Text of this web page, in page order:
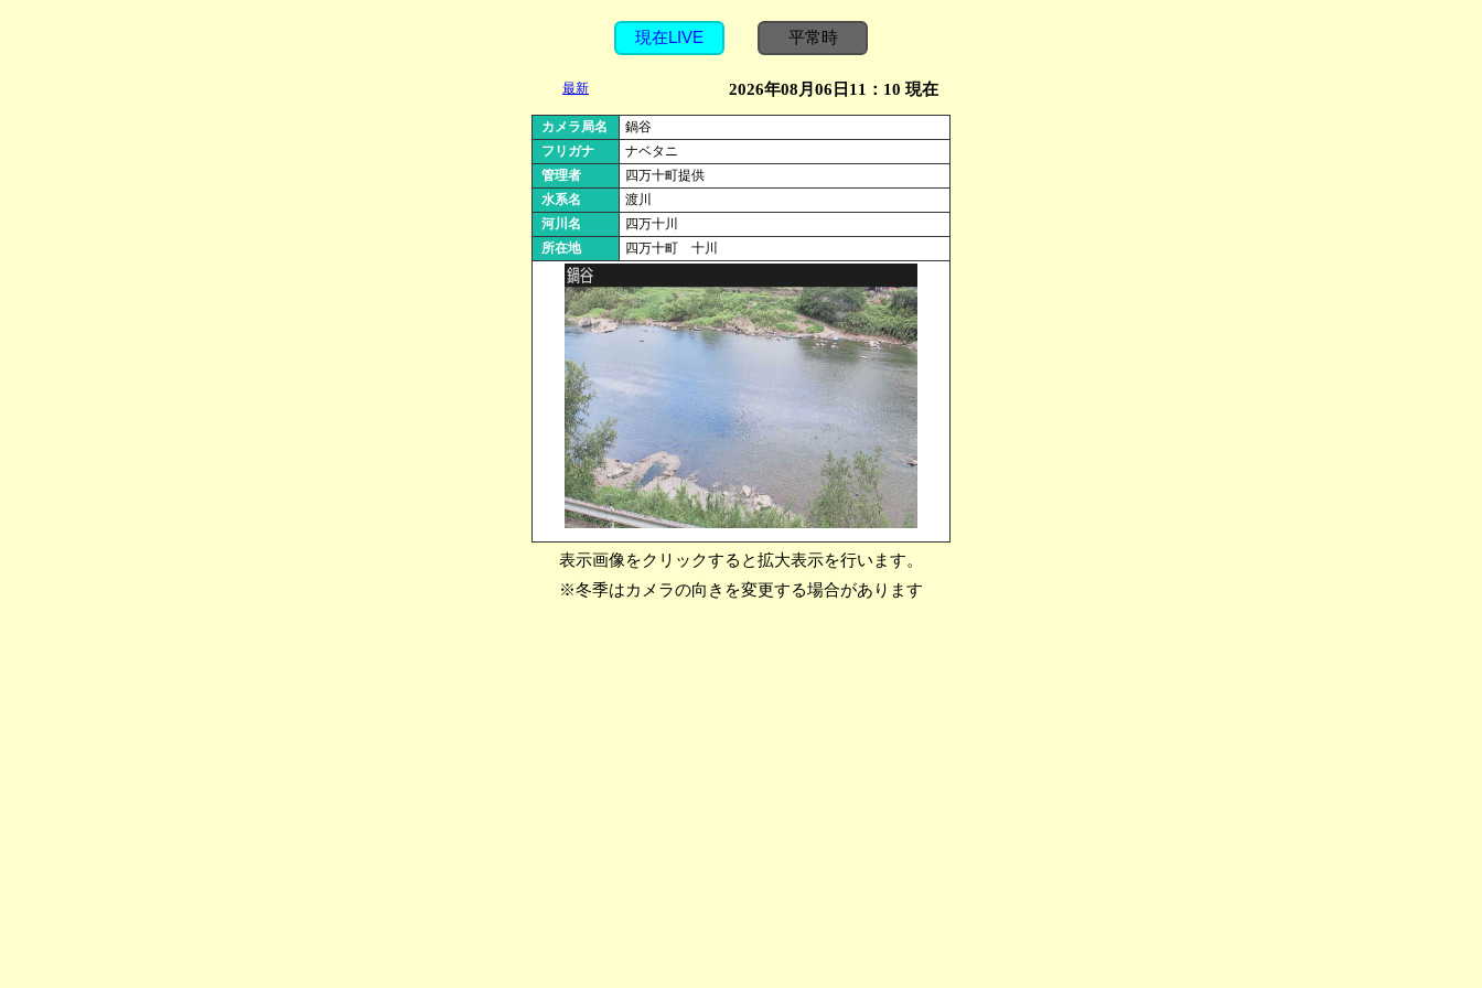
現在LIVE 平常時
最新 2026年08月06日11：10 現在
カメラ局名
鍋谷
フリガナ
ナベタニ
管理者
四万十町提供
水系名
渡川
河川名
四万十川
所在地
四万十町 十川
表示画像をクリックすると拡大表示を行います。
※冬季はカメラの向きを変更する場合があります